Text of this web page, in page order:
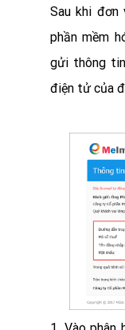
Sau khi
phần mềm
gửi thông
điện tử của